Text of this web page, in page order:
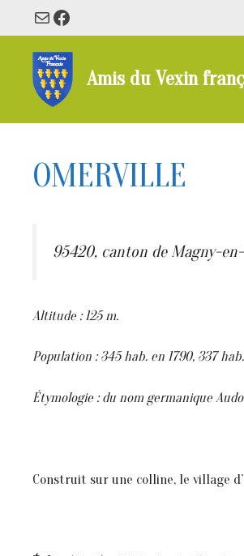
contenu
E-mailFacebook
Amis du Vexin
OMERVILLE
95420, canton de Magny-
Altitude : 125 m.
Population : 345 hab. en 1790, 337
Étymologie : du nom germanique
Construit sur une colline, le village